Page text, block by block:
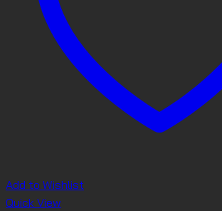
Add to Wishlist
Quick View